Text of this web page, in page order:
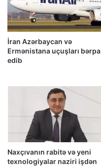
İran Azərbaycan və
Ermənistana uçuşları bərpa
edib
Naxçıvanın rabitə və yeni
texnologiyalar naziri işdən